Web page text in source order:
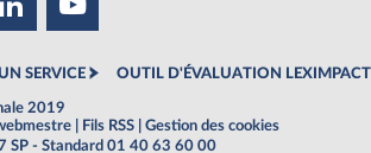
SERVICE OUTIL D'ÉVALUATION LEXIMPACT
2019
Fils RSS
Gestion des cookies
SP - Standard 01 40 63 60 00